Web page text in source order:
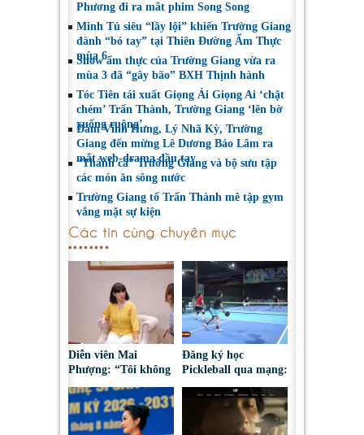
Phương đi ra mắt phim Song Song
Minh Tú siêu “lầy lội” khiến Trường Giang
đành “bó tay” tại Thiên Đường Ẩm Thực
mùa 6
Show ẩm thực của Trường Giang vừa ra
mùa 3 đã “gây bão” BXH Thịnh hành
Tóc Tiên tái xuất Giọng Ải Giọng Ai ‘chặt
chém’ Trấn Thành, Trường Giang ‘lên bờ
xuống ruộng’
Đàm Vĩnh Hưng, Lý Nhã Kỳ, Trường
Giang đến mừng Lê Dương Bảo Lâm ra
mắt web-drama đầu tay
“Thánh cá” Trường Giang và bộ sưu tập
các món ăn sông nước
Trường Giang tố Trấn Thành mê tập gym
vắng mặt sự kiện
Các tin cùng chuyên mục
Diễn viên Mai
Phượng: “Tôi không
bao giờ hối hận về
những gì mình đã
chọn”
Đăng ký học
Pickleball qua mạng:
Nguy cơ bị chiếm
đoạt tài sản